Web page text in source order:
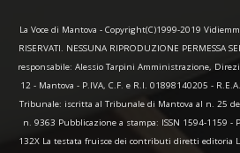
La Voce di Mantova - Copyright(C)1999-2019
RISERVATI. NESSUNA RIPRODUZIONE PERMESSA
responsabile: Alessio Tarpini Amministrazione,
12 - Mantova - P.IVA, C.F. e R.I. 01898140205 -
Tribunale: iscritta al Tribunale di Mantova al n. 25
n. 9363 Pubblicazione a stampa: ISSN 1594-1159 -
132X La testata fruisce dei contributi diretti editoria